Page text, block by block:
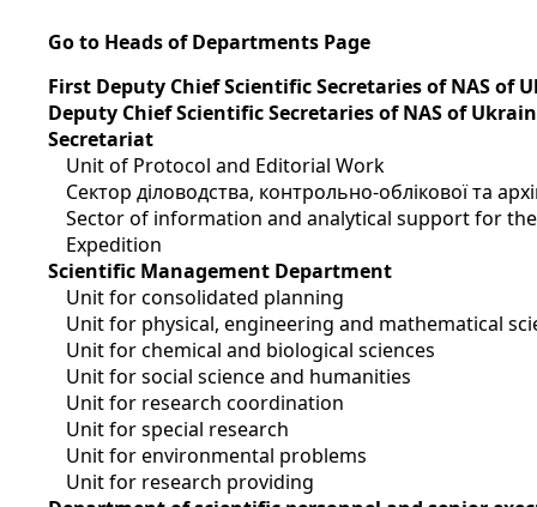
Go to Heads of Departments Page
First Deputy Chief Scientific Secretaries of NAS of
Deputy Chief Scientific Secretaries of NAS of
Secretariat
Unit of Protocol and Editorial Work
Сектор діловодства, контрольно-облікової та
Sector of information and analytical support for
Expedition
Scientific Management Department
Unit for consolidated planning
Unit for physical, engineering and mathematical
Unit for chemical and biological sciences
Unit for social science and humanities
Unit for research coordination
Unit for special research
Unit for environmental problems
Unit for research providing